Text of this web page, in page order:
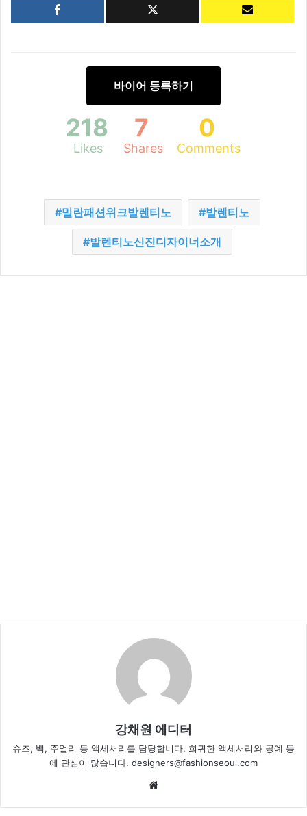
바이어 등록하기
218
Likes
7
Shares
0
Comments
밀란패션위크발렌티노 발렌티노
발렌티노신진디자이너소개
강채원 에디터
슈즈, 백, 주얼리 등 액세서리를 담당합니다. 희귀한 액세서리와 공예 등
에 관심이 많습니다. designers@fashionseoul.com